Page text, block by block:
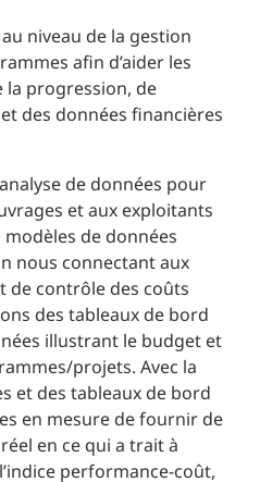
niveau de la gestion
afin d’aider les
la progression, de
des données financières
de données pour
et aux exploitants
de données
nous connectant aux
de contrôle des coûts
des tableaux de bord
illustrant le budget et
projets. Avec la
et des tableaux de bord
en mesure de fournir de
en ce qui a trait à
performance-coût,